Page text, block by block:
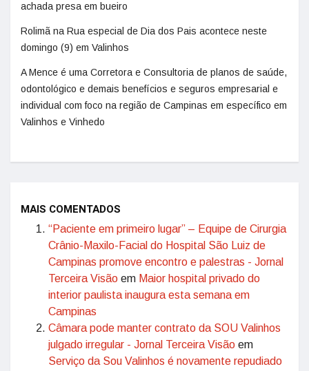
achada presa em bueiro
Rolimã na Rua especial de Dia dos Pais acontece neste
domingo (9) em Valinhos
A Mence é uma Corretora e Consultoria de planos de saúde,
odontológico e demais benefícios e seguros empresarial e
individual com foco na região de Campinas em específico em
Valinhos e Vinhedo
MAIS COMENTADOS
“Paciente em primeiro lugar” – Equipe de Cirurgia
Crânio-Maxilo-Facial do Hospital São Luiz de
Campinas promove encontro e palestras - Jornal
Terceira Visão em Maior hospital privado do
interior paulista inaugura esta semana em
Campinas
Câmara pode manter contrato da SOU Valinhos
julgado irregular - Jornal Terceira Visão em
Serviço da Sou Valinhos é novamente repudiado